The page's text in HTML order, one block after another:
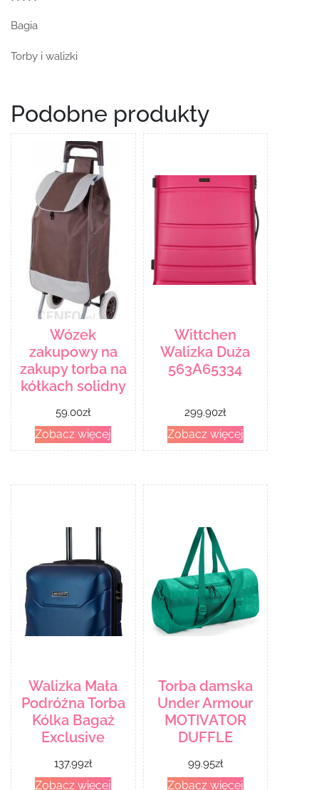
Bagia
Torby i walizki
Podobne produkty
Wózek
zakupowy na
zakupy torba na
kółkach solidny
59.00zł
Zobacz więcej
Wittchen
Walizka Duża
563A65334
299.90zł
Zobacz więcej
Walizka Mała
Podróżna Torba
Kólka Bagaż
Exclusive
137.99zł
Zobacz więcej
Torba damska
Under Armour
MOTIVATOR
DUFFLE
99.95zł
Zobacz więcej